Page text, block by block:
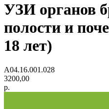
УЗИ органов
полости и
18 лет)
А04.16.001.028
3200,00
р.